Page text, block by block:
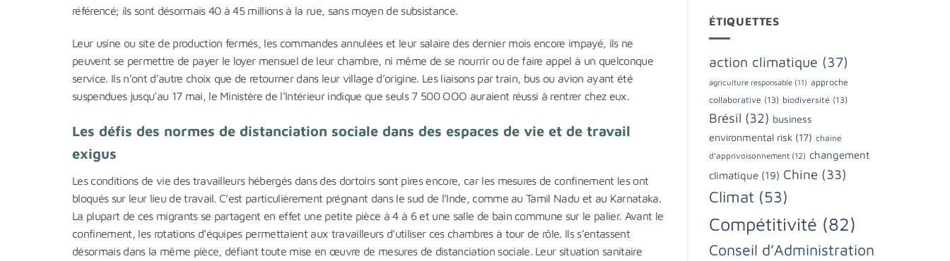
référencé; ils sont désormais 40 à 45 millions à la rue, sans moyen de subsistance.
Leur usine ou site de production fermés, les commandes annulées et leur salaire des dernier mois encore impayé, ils ne
peuvent se permettre de payer le loyer mensuel de leur chambre, ni même de se nourrir ou de faire appel à un quelconque
service. Ils n’ont d’autre choix que de retourner dans leur village d’origine. Les liaisons par train, bus ou avion ayant été
suspendues jusqu’au 17 mai, le Ministère de l’Intérieur indique que seuls 7 500 OOO auraient réussi à rentrer chez eux.
Les défis des normes de distanciation sociale dans des espaces de vie et de travail
exigus
Les conditions de vie des travailleurs hébergés dans des dortoirs sont pires encore, car les mesures de confinement les ont
bloqués sur leur lieu de travail. C’est particulièrement prégnant dans le sud de l’Inde, comme au Tamil Nadu et au Karnataka.
La plupart de ces migrants se partagent en effet une petite pièce à 4 à 6 et une salle de bain commune sur le palier. Avant le
confinement, les rotations d’équipes permettaient aux travailleurs d’utiliser ces chambres à tour de rôle. Ils s’entassent
désormais dans la même pièce, défiant toute mise en œuvre de mesures de distanciation sociale. Leur situation sanitaire
ÉTIQUETTES
action climatique (37)
agriculture responsable (11) approche
collaborative (13) biodiversité (13)
Brésil (32) business
environmental risk (17) chaine
d'apprivoisonnement (12) changement
climatique (19) Chine (33)
Climat (53)
Compétitivité (82)
Conseil d’Administration